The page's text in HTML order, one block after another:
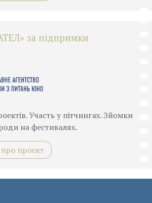
за підпримки
Участь у пітчингах. Зйомки
на фестивалях.
проект